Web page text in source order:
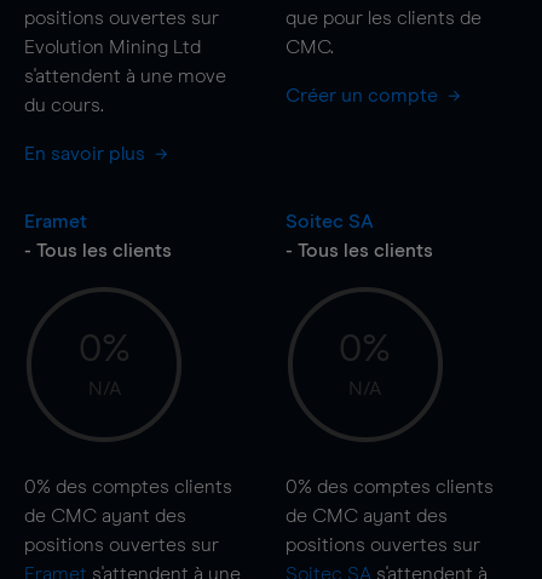
positions ouvertes sur
Evolution Mining Ltd
s'attendent à une move
du cours.
En savoir plus
que pour les clients de
CMC.
Créer un compte
Eramet
- Tous les clients
0%
N/A
0% des comptes clients
de CMC ayant des
positions ouvertes sur
Eramet s'attendent à une
Soitec SA
- Tous les clients
0%
N/A
0% des comptes clients
de CMC ayant des
positions ouvertes sur
Soitec SA s'attendent à